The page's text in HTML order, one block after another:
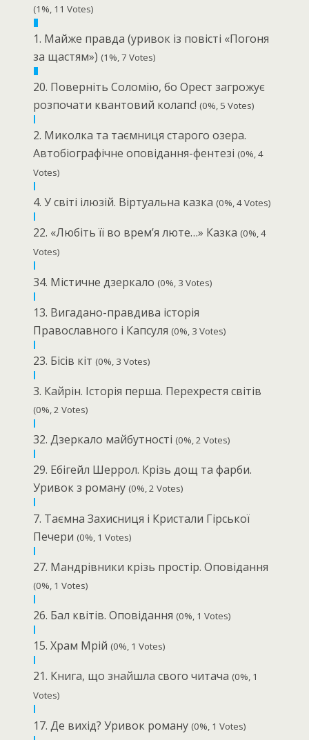
(1%, 11 Votes)
1. Майже правда (уривок із повісті «Погоня
за щастям») (1%, 7 Votes)
20. Поверніть Соломію, бо Орест загрожує
розпочати квантовий колапс! (0%, 5 Votes)
2. Миколка та таємниця старого озера.
Автобіографічне оповідання-фентезі (0%, 4
Votes)
4. У світі ілюзій. Віртуальна казка (0%, 4 Votes)
22. «Любіть її во врем’я люте…» Казка (0%, 4
Votes)
34. Містичне дзеркало (0%, 3 Votes)
13. Вигадано-правдива історія
Православного і Капсуля (0%, 3 Votes)
23. Бісів кіт (0%, 3 Votes)
3. Кайрін. Історія перша. Перехрестя світів
(0%, 2 Votes)
32. Дзеркало майбутності (0%, 2 Votes)
29. Ебiгейл Шеррол. Крiзь дощ та фарби.
Уривок з роману (0%, 2 Votes)
7. Таємна Захисниця і Кристали Гірської
Печери (0%, 1 Votes)
27. Мандрівники крізь простір. Оповідання
(0%, 1 Votes)
26. Бал квітів. Оповідання (0%, 1 Votes)
15. Храм Мрій (0%, 1 Votes)
21. Книга, що знайшла свого читача (0%, 1
Votes)
17. Де вихід? Уривок роману (0%, 1 Votes)